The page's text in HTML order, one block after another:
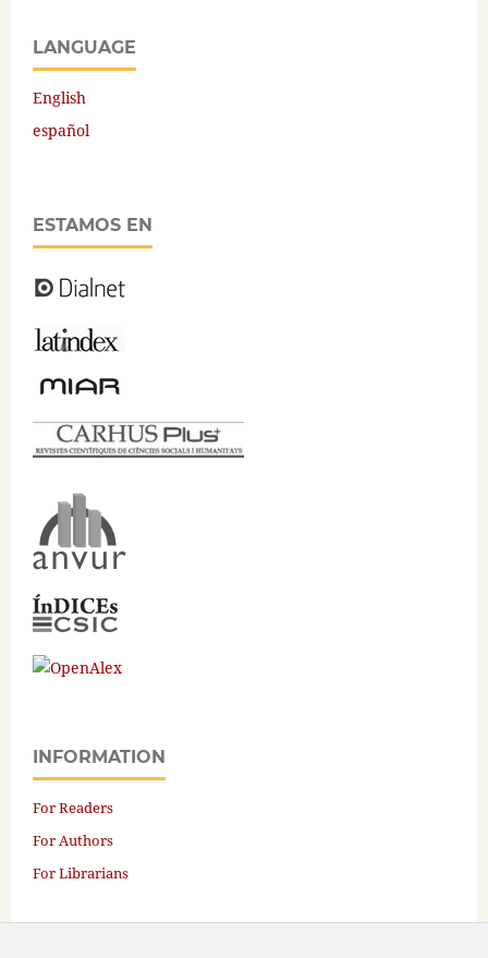
LANGUAGE
English
español
ESTAMOS EN
INFORMATION
For Readers
For Authors
For Librarians